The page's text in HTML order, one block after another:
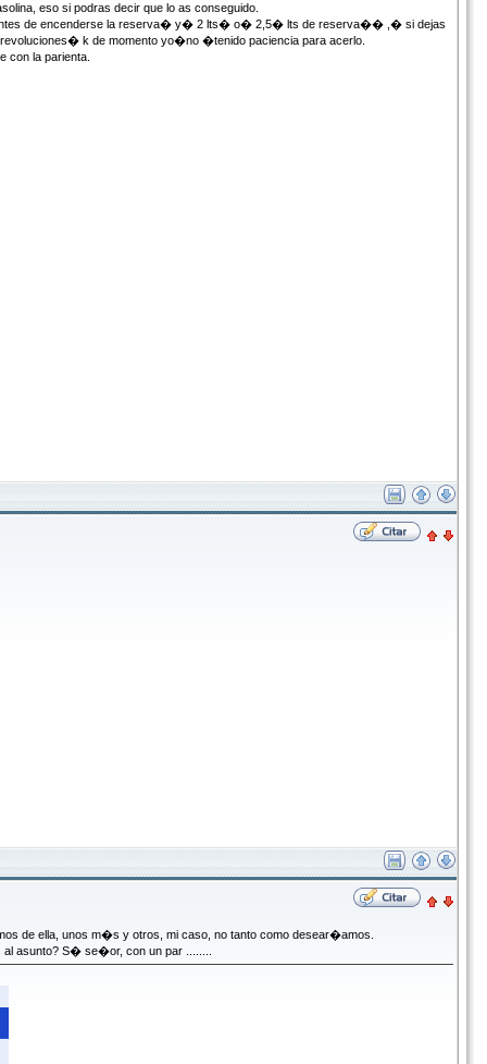
eso si podras decir que lo as conseguido.
de encenderse la reserva� y� 2 lts� o� 2,5� lts de reserva�� ,� si dejas
k de momento yo�no �tenido paciencia para acerlo.
con la parienta.
de ella, unos m�s y otros, mi caso, no tanto como desear�amos.
asunto? S� se�or, con un par ........